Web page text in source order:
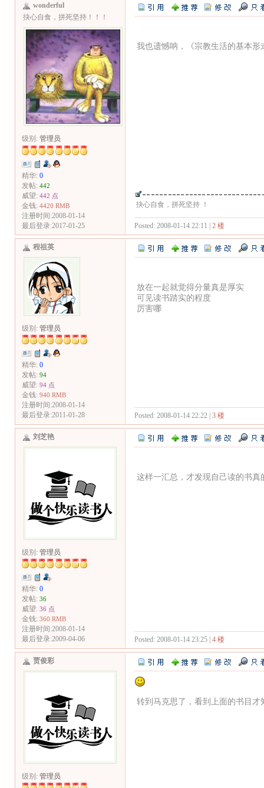
wonderful
抉心自食，拼死坚持！！！
级别: 管理员
精华: 0
发帖: 442
威望: 442 点
金钱: 4420 RMB
注册时间:2008-01-14
最后登录:2017-01-25
我也遗憾呐，《宗教生活的基本
抉心自食，拼死坚持 ！
Posted: 2008-01-14 22:11 | 2 楼
程祖英
级别: 管理员
精华: 0
发帖: 94
威望: 94 点
金钱: 940 RMB
注册时间:2008-01-14
最后登录:2011-01-28
放在一起就觉得分量真是厚实
可见读书踏实的程度
厉害哪
Posted: 2008-01-14 22:22 | 3 楼
刘芝艳
级别: 管理员
精华: 0
发帖: 36
威望: 36 点
金钱: 360 RMB
注册时间:2008-01-14
最后登录:2009-04-06
这样一汇总，才发现自己读的书
Posted: 2008-01-14 23:25 | 4 楼
贾俊彩
级别: 管理员
转到马克思了，看到上面的书目